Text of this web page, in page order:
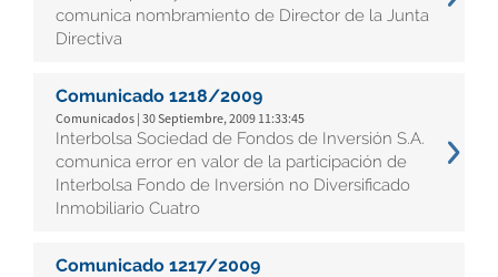
comunica nombramiento de Director de la Junta
Directiva
Comunicado 1218/2009
Comunicados | 30 Septiembre, 2009 11:33:45
Interbolsa Sociedad de Fondos de Inversión S.A.
comunica error en valor de la participación de
Interbolsa Fondo de Inversión no Diversificado
Inmobiliario Cuatro
Comunicado 1217/2009